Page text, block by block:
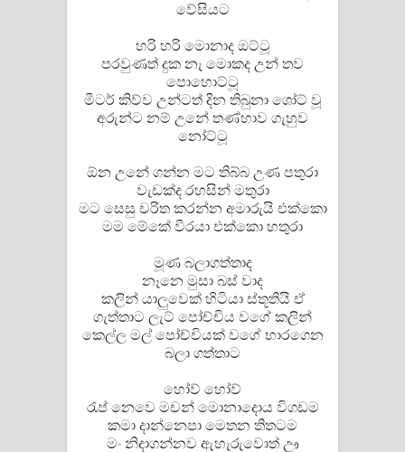
වේසියට
හරි හරි මොනාද ඔට්ටූ
පරවුණත් දුක නැ මොකද උන් තව
පොහොට්ටූ
මීටර් කිව්ව උන්ටත් දින තිබුනා ශෝට් වූ
අරුන්ට නම් උනේ තණ්හාව ගැහුව
නෝට්ටූ
ඕන උනේ ගන්න මට තිබ්බ උණ පතුරා
වැඩක්ද රහසින් මතුරා
මට සෙසු චරිත කරන්න අමාරුයි එක්කො
මම මේකේ වීරයා එක්කො හතුරා
මූණ බලාගත්තාද
නෑනෙ මුසා බස් වාද
කලින් යාලුවෙක් හිටියා ස්තූතියි ඒ
ගැත්තාට ලැට් පෝච්චිය වගේ කලින්
කෙල්ල මල් පෝච්චියක් වගේ භාරගෙන
බලා ගත්තාට
හෝව් හෝව්
රැප් නෙවෙ මචන් මොනාදොය විගඩම
කමා දාන්නෙපා මෙතන තිතටම
මං නිදාගන්නව ඇහැරුවොත් ඌ